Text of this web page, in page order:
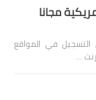
مجانا
في المواقع
…